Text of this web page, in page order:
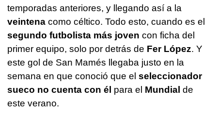
temporadas anteriores, y llegando así a la
veintena como céltico. Todo esto, cuando es el
segundo futbolista más joven con ficha del
primer equipo, solo por detrás de Fer López. Y
este gol de San Mamés llegaba justo en la
semana en que conoció que el seleccionador
sueco no cuenta con él para el Mundial de
este verano.